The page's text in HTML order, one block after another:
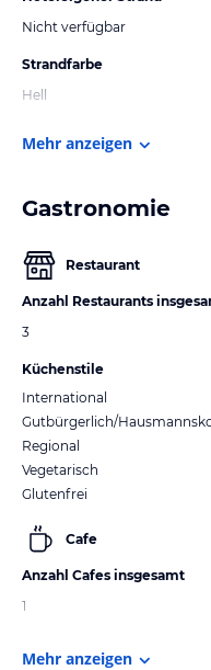
Nicht verfügbar
Strandfarbe
Hell
Mehr anzeigen
Gastronomie
Restaurant
Anzahl Restaurants
3
Küchenstile
International
Gutbürgerlich/
Regional
Vegetarisch
Glutenfrei
Cafe
Anzahl Cafes insgesamt
1
Mehr anzeigen